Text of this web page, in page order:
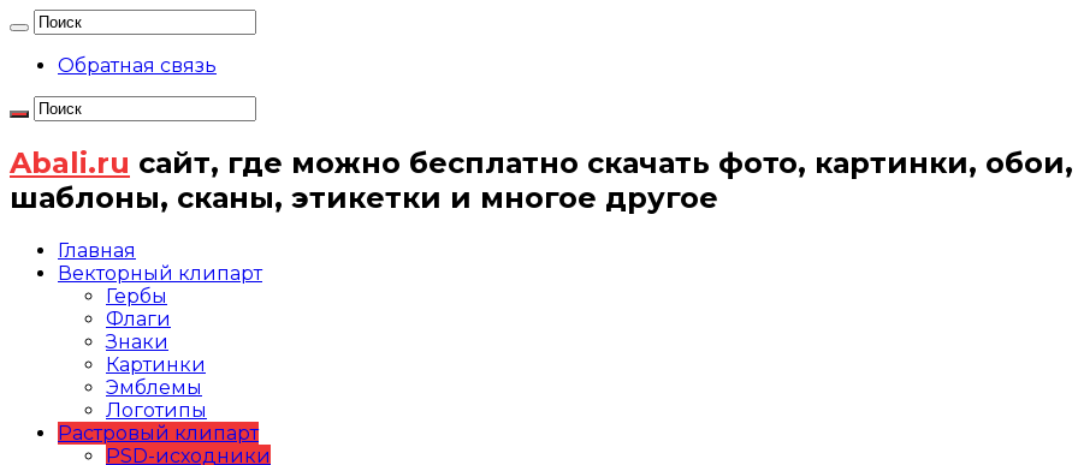
Обратная связь
Abali.ru сайт, где можно бесплатно скачать фото, картинки,
шаблоны, сканы, этикетки и многое другое
Главная
Векторный клипарт
Гербы
Флаги
Знаки
Картинки
Эмблемы
Логотипы
Растровый клипарт
PSD-исходники